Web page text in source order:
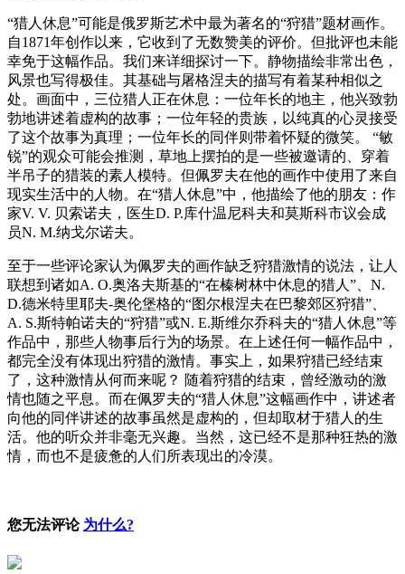
“猎人休息”可能是俄罗斯艺术中最为著名的“狩猎”题材画作。
自1871年创作以来，它收到了无数赞美的评价。但批评也未能
幸免于这幅作品。我们来详细探讨一下。静物描绘非常出色，
风景也写得极佳。其基础与屠格涅夫的描写有着某种相似之
处。画面中，三位猎人正在休息：一位年长的地主，他兴致勃
勃地讲述着虚构的故事；一位年轻的贵族，以纯真的心灵接受
了这个故事为真理；一位年长的同伴则带着怀疑的微笑。 “敏
锐”的观众可能会推测，草地上摆拍的是一些被邀请的、穿着
半吊子的猎装的素人模特。但佩罗夫在他的画作中使用了来自
现实生活中的人物。在“猎人休息”中，他描绘了他的朋友：作
家V. V. 贝索诺夫，医生D. P.库什温尼科夫和莫斯科市议会成
员N. M.纳戈尔诺夫。
至于一些评论家认为佩罗夫的画作缺乏狩猎激情的说法，让人
联想到诸如A. O.奥洛夫斯基的“在榛树林中休息的猎人”、N.
D.德米特里耶夫-奥伦堡格的“图尔根涅夫在巴黎郊区狩猎”、
A. S.斯特帕诺夫的“狩猎”或N. E.斯维尔乔科夫的“猎人休息”等
作品中，那些人物事后行为的场景。在上述任何一幅作品中，
都完全没有体现出狩猎的激情。事实上，如果狩猎已经结束
了，这种激情从何而来呢？ 随着狩猎的结束，曾经激动的激
情也随之平息。而在佩罗夫的“猎人休息”这幅画作中，讲述者
向他的同伴讲述的故事虽然是虚构的，但却取材于猎人的生
活。他的听众并非毫无兴趣。当然，这已经不是那种狂热的激
情，而也不是疲惫的人们所表现出的冷漠。
您无法评论 为什么?